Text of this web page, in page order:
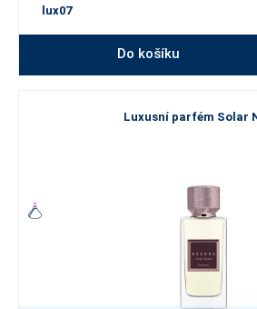
lux07
Do košíku
Luxusní parfém Solar